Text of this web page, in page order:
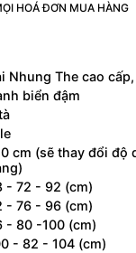
HOÁ ĐƠN MUA HÀNG
Nhung The cao
biển đậm
cm (sẽ thay đổi độ
- 72 - 92 (cm)
- 76 - 96 (cm)
- 80 -100 (cm)
- 82 - 104 (cm)